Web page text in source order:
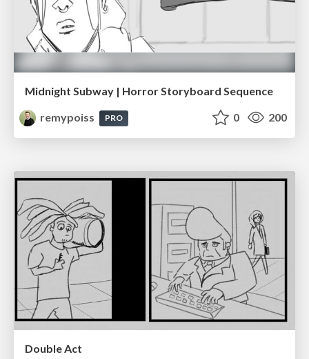
Midnight Subway | Horror Storyboard Sequence
remypoiss
PRO 0 200
Double Act